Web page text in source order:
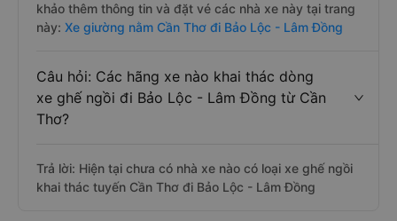
khảo thêm thông tin và đặt vé các nhà xe này tại trang
này: Xe giường nằm Cần Thơ đi Bảo Lộc - Lâm Đồng
Câu hỏi: Các hãng xe nào khai thác dòng
xe ghế ngồi đi Bảo Lộc - Lâm Đồng từ Cần
Thơ?
Trả lời: Hiện tại chưa có nhà xe nào có loại xe ghế ngồi
khai thác tuyến Cần Thơ đi Bảo Lộc - Lâm Đồng